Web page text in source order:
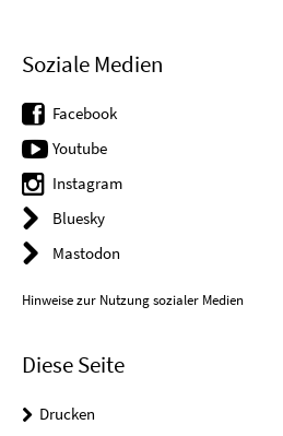
Soziale Medien
Facebook
Youtube
Instagram
Bluesky
Mastodon
Hinweise zur Nutzung sozialer Medien
Diese Seite
Drucken